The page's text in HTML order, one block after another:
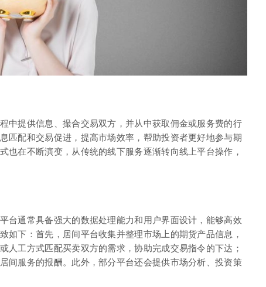
中提供信息、撮合交易双方，并从中获取佣金或服务费的行
匹配和交易促进，提高市场效率，帮助投资者更好地参与期
也在不断演变，从传统的线下服务逐渐转向线上平台操作，
台通常具备强大的数据处理能力和用户界面设计，能够高效
如下：首先，居间平台收集并整理市场上的期货产品信息，
人工方式匹配买卖双方的需求，协助完成交易指令的下达；
间服务的报酬。此外，部分平台还会提供市场分析、投资策